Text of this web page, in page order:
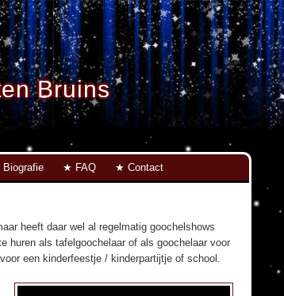
Bruins
Biografie FAQ Contact
heeft daar wel al regelmatig goochelshows
huren als tafelgoochelaar of als goochelaar voor
een kinderfeestje / kinderpartijtje of school.